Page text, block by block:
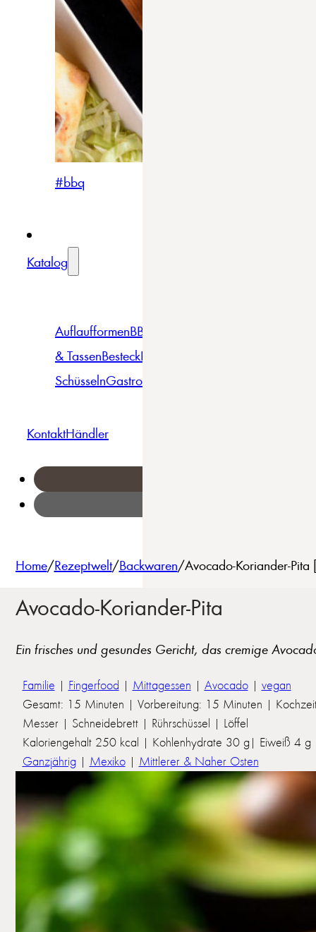
#bbq
Katalog
AuflaufformenBBQ
& TassenBesteckBowls &
SchüsselnGastro
KontaktHändler
Home/Rezeptwelt/Backwaren/Avocado-Koriander-
Avocado-Koriander-Pita
Ein frisches und gesundes Gericht, das cremige
Familie | Fingerfood | Mittagessen | Avocado| vegan
Gesamt: 15 Minuten | Vorbereitung: 15 Minuten |
Messer | Schneidebrett | Rührschüssel | Löffel
Kaloriengehalt 250 kcal | Kohlenhydrate 30 g| Eiweiß 4
Ganzjährig | Mexiko| Mittlerer & Naher Osten